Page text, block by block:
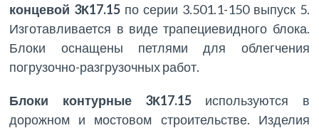
концевой 3К17.15 по серии 3.501.1-150 выпуск 5.
Изготавливается в виде трапециевидного блока.
Блоки оснащены петлями для облегчения
погрузочно-разгрузочных работ.
Блоки контурные 3К17.15 используются в
дорожном и мостовом строительстве. Изделия